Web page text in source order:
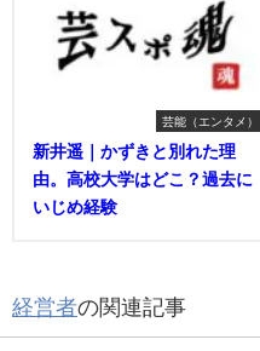
芸能（エンタメ）
新井遥｜かずきと別れた理
由。高校大学はどこ？過去に
いじめ経験
経営者の関連記事